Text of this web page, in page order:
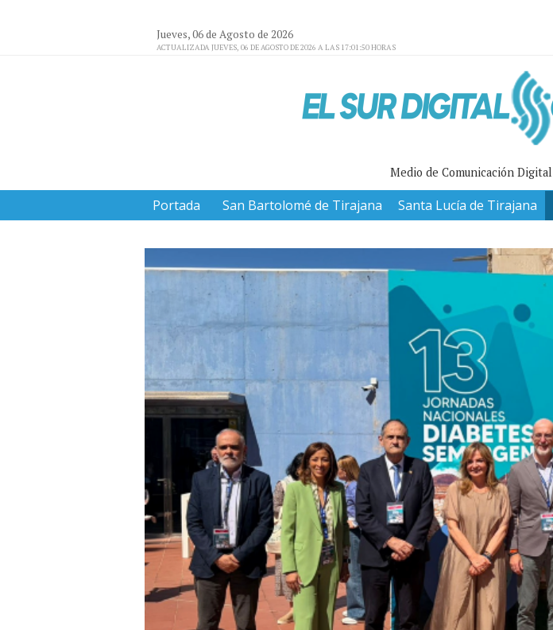
Jueves, 06 de Agosto de 2026
ACTUALIZADA JUEVES, 06 DE AGOSTO DE 2026 A LAS 17:01:50 HORAS
Medio de Comunicación
Portada San Bartolomé de Tirajana Santa Lucía de Tirajana